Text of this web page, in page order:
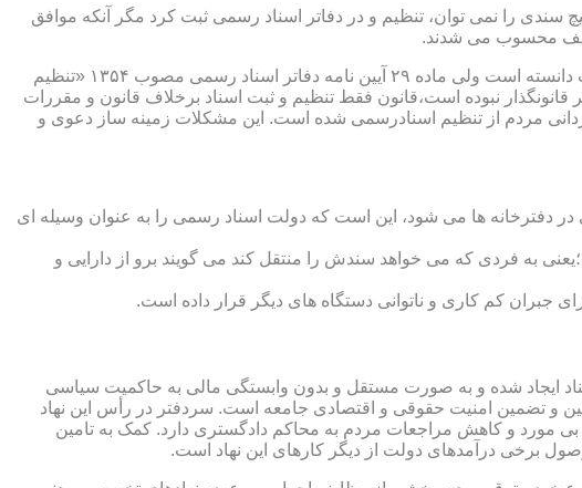
اسناد رسمی مطابق ماده ۱۶ آیین نامه دفاتر اسناد رسمی مصوب ۱۳۱۷ مقرر شده که هیچ سندی را نمی توان، تنظیم و در دفاتر اسناد رسمی ثبت کرد مگر آنکه موافق
محسوب می شدند.
ماده ۲۹ و ثبت اسناد رسمی: قانونگذار فقط تنظیم و ثبت اسناد برخلاف قانون و مقررات موضوعه را تخلف و مستوجب مجازات دانسته است ولی ماده ۲۹ آیین نامه دفاتر اسناد رسمی مصوب ۱۳۵۴ «تنظیم
نبوده است،قانون فقط تنظیم و ثبت اسناد برخلاف قانون و مقررات
مردم از تنظیم اسنادرسمی شده است. این مشکلات زمینه ساز دعوی و
دفترخانه ها می شود، این است که دولت اسناد رسمی را به عنوان وسیله ای
به فردی که می خواهد سندش را منتقل کند می گویند برو از دارایی و
کم کاری و ناتوانی دستگاه های دیگر قرار داده است.
ایجاد شده و به صورت مستقل و بدون وابستگی مالی به حاکمیت سیاسی
و تضمین امنیت حقوقی و اقتصادی جامعه است. سردفتر در رأس این نهاد
مورد و کاهش مراجعات مردم به محاکم دادگستری دارد. کمک به تامین
برخی درآمدهای دولت از دیگر کارهای این نهاد است.